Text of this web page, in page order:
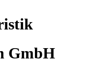
GmbH